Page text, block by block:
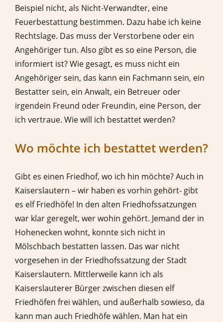
Beispiel nicht, als Nicht-Verwandter, eine
Feuerbestattung bestimmen. Dazu habe ich keine
Rechtslage. Das muss der Verstorbene oder ein
Angehöriger tun. Also gibt es so eine Person, die
informiert ist? Wie gesagt, es muss nicht ein
Angehöriger sein, das kann ein Fachmann sein, ein
Bestatter sein, ein Anwalt, ein Betreuer oder
irgendein Freund oder Freundin, eine Person, der
ich vertraue. Wie will ich bestattet werden?
Wo möchte ich bestattet werden?
Gibt es einen Friedhof, wo ich hin möchte? Auch in
Kaiserslautern – wir haben es vorhin gehört- gibt
es elf Friedhöfe! In den alten Friedhofssatzungen
war klar geregelt, wer wohin gehört. Jemand der in
Hohenecken wohnt, konnte sich nicht in
Mölschbach bestatten lassen. Das war nicht
vorgesehen in der Friedhofssatzung der Stadt
Kaiserslautern. Mittlerweile kann ich als
Kaiserslauterer Bürger zwischen diesen elf
Friedhöfen frei wählen, und außerhalb sowieso, da
kann man auch Friedhöfe wählen. Man hat ein